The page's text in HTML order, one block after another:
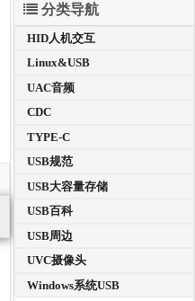
分类导航
HID人机交互
Linux&USB
UAC音频
CDC
TYPE-C
USB规范
USB大容量存储
USB百科
USB周边
UVC摄像头
Windows系统USB